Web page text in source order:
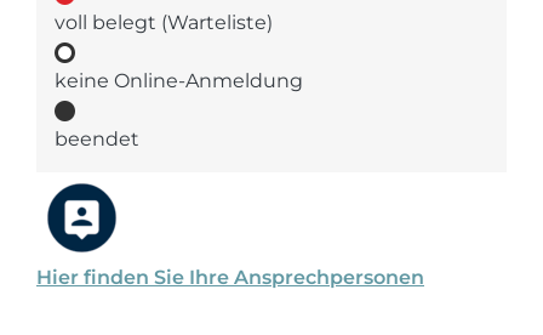
Hier finden Sie Ihre Ansprechpersonen
voll belegt (Warteliste)
keine Online-Anmeldung
beendet